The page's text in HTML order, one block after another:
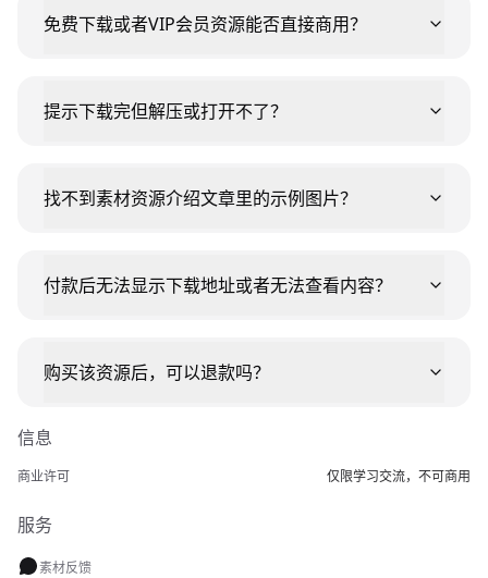
免费下载或者VIP会员资源能否直接商用？
提示下载完但解压或打开不了？
找不到素材资源介绍文章里的示例图片？
付款后无法显示下载地址或者无法查看内容？
购买该资源后，可以退款吗？
信息
商业许可 仅限学习交流，不可商用
服务
素材反馈